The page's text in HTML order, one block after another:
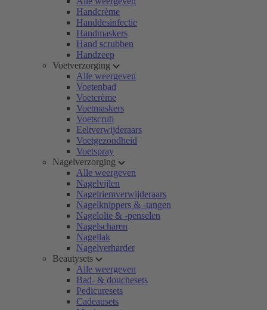
Handcrème
Handdesinfectie
Handmaskers
Hand scrubben
Handzeep
Voetverzorging
Alle weergeven
Voetenbad
Voetcrème
Voetmaskers
Voetscrub
Eeltverwijderaars
Voetgezondheid
Voetspray
Nagelverzorging
Alle weergeven
Nagelvijlen
Nagelriemverwijderaars
Nagelknippers & -tangen
Nagelolie & -penselen
Nagelscharen
Nagellak
Nagelverharder
Beautysets
Alle weergeven
Bad- & douchesets
Pedicuresets
Cadeausets